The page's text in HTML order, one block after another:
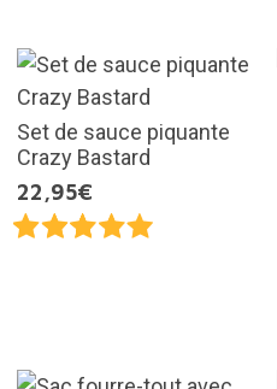
Set de sauce piquante
Crazy Bastard
22,95€